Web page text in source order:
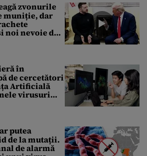
zvonurile
muniție, dar
noi nevoie de
în
de cercetători
Artificială
virusuri
de E.coli
putea
de la mutații.
de alarmă